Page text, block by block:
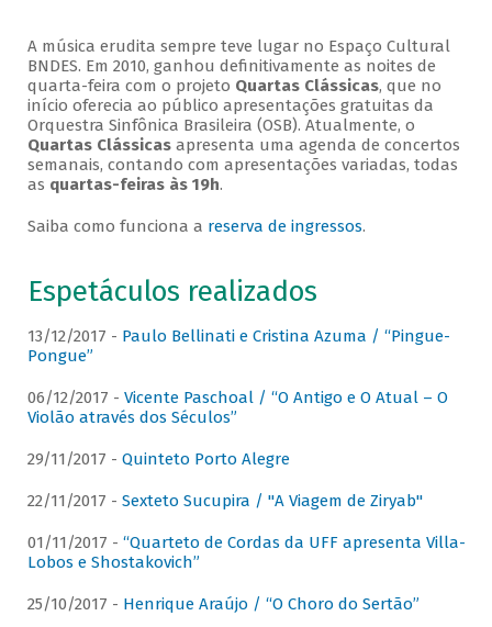
A música erudita sempre teve lugar no Espaço Cultural
BNDES. Em 2010, ganhou definitivamente as noites de
quarta-feira com o projeto Quartas Clássicas, que no
início oferecia ao público apresentações gratuitas da
Orquestra Sinfônica Brasileira (OSB). Atualmente, o
Quartas Clássicasapresenta uma agenda de concertos
semanais, contando com apresentações variadas, todas
as quartas-feiras às 19h.
Saiba como funciona a reserva de ingressos.
Espetáculos realizados
13/12/2017 - Paulo Bellinati e Cristina Azuma / “Pingue-
Pongue”
06/12/2017 - Vicente Paschoal / “O Antigo e O Atual – O
Violão através dos Séculos”
29/11/2017 - Quinteto Porto Alegre
22/11/2017 - Sexteto Sucupira / "A Viagem de Ziryab"
01/11/2017 - “Quarteto de Cordas da UFF apresenta Villa-
Lobos e Shostakovich”
25/10/2017 - Henrique Araújo / “O Choro do Sertão”